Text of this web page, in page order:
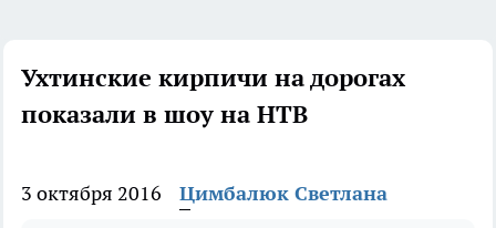
Ухтинские кирпичи на дорогах
показали в шоу на НТВ
3 октября 2016 Цимбалюк Светлана